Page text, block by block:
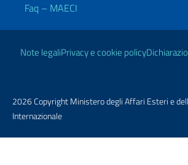
Faq – MAECI
Link Utili
Note legaliPrivacy e cookie policy
2026 Copyright Ministero degli Affari Esteri e
Internazionale